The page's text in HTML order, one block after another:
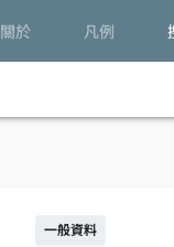
關於 凡例
一般資料